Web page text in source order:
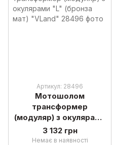
Артикул: 28496
Мотошолом
трансформер
(модуляр) з окулярами
"L" (бронза мат)
"VLand"
3 132 грн
Немає в наявності